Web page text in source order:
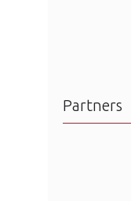
Partners